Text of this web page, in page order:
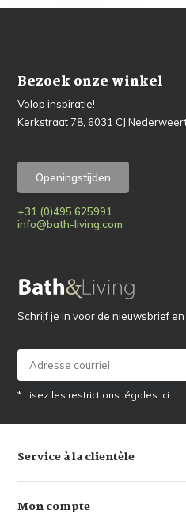
Bezoek onze winkel
Volop inspiratie!
Kerkstraat 78, 6031 CJ
Openingstijden
+31 (0)495 625991
info@bath-living.com
Schrijf je in voor de nieuwsbrief
* Lisez les restrictions légales ici
Service à la clientèle
Mon compte